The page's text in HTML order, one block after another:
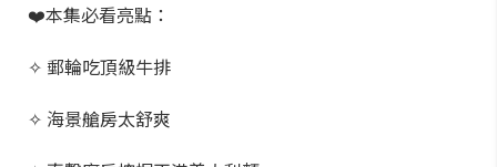
❤️本集必看亮點：
✧ 郵輪吃頂級牛排
✧ 海景艙房太舒爽